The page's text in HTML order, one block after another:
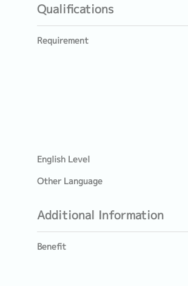
Qualifications
Requirement
English Level
Other Language
Additional Information
Benefit